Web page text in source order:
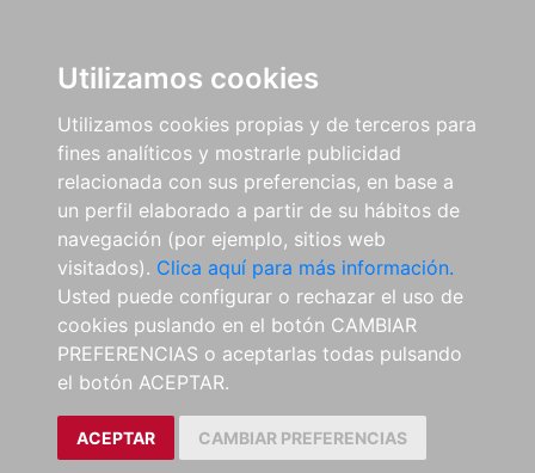
Utilizamos cookies
Utilizamos cookies propias y de terceros para
fines analíticos y mostrarle publicidad
relacionada con sus preferencias, en base a
un perfil elaborado a partir de su hábitos de
navegación (por ejemplo, sitios web
visitados). Clica aquí para más información.
Usted puede configurar o rechazar el uso de
cookies puslando en el botón CAMBIAR
PREFERENCIAS o aceptarlas todas pulsando
el botón ACEPTAR.
ACEPTAR CAMBIAR PREFERENCIAS